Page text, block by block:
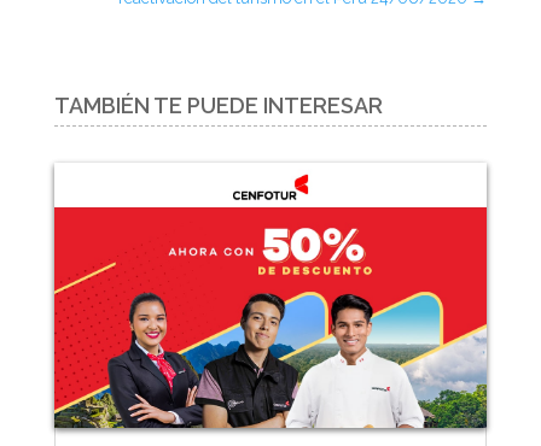
TAMBIÉN TE PUEDE INTERESAR